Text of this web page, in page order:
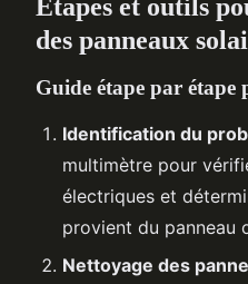
Étapes et outils
des panneaux
Guide étape par
Identification du
multimètre pour
électriques et
provient du panneau
Nettoyage des